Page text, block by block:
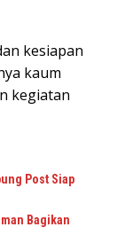
kesiapan
kaum
kegiatan
Post Siap
Bagikan